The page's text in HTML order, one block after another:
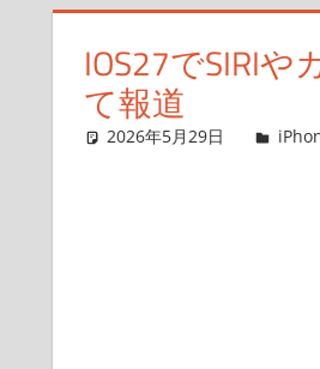
IOS27でSIRI
て報道
2026年5月29日 FT729